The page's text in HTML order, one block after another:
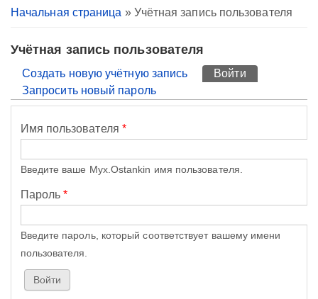
Вы здесь
Начальная страница » Учётная запись пользователя
Учётная запись пользователя
Главные вкладки
Создать новую учётную запись Войти
Запросить новый пароль
Имя пользователя *
Введите ваше Myx.Ostankin имя пользователя.
Пароль*
Введите пароль, который соответствует вашему имени
пользователя.